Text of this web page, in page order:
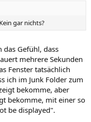
gar nichts?
Gefühl, dass
mehrere Sekunden
Fenster tatsächlich
ich im Junk Folder zum
bekomme, aber
bekomme, mit einer so
be displayed".